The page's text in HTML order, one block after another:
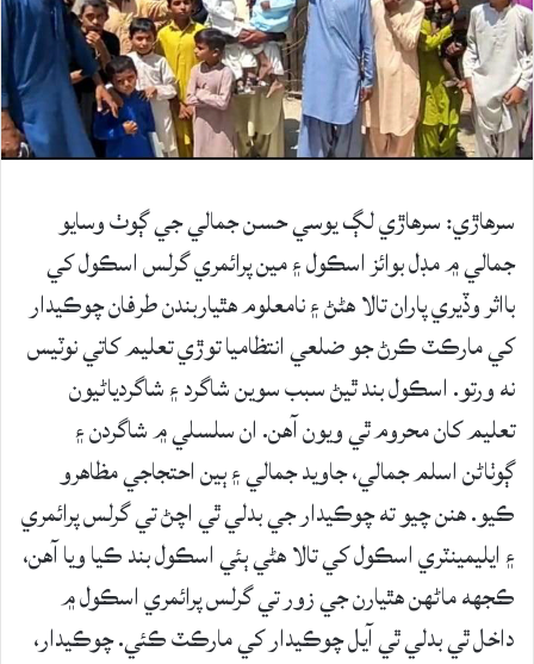
سرھاڙي: سرھاڙي لڳ يوسي حسن جمالي جي ڳوٺ وسايو
جمالي ۾ مڊل بوائز اسڪول ۽ مين پرائمري گرلس اسڪول کي
بااثر وڏيري پاران تالا هڻڻ ۽ نامعلوم هٿياربندن طرفان چوڪيدار
کي مارڪٽ ڪرڻ جو ضلعي انتظاميا توڙي تعليم کاتي نوٽيس
نه ورتو. اسڪول بند ٿيڻ سبب سوين شاگرد ۽ شاگردياڻيون
تعليم کان محروم ٿي ويون آهن. ان سلسلي ۾ شاگردن ۽
ڳوٺاڻن اسلم جمالي، جاويد جمالي ۽ ٻين احتجاجي مظاهرو
ڪيو. هنن چيو ته چوڪيدار جي بدلي ٿي اچڻ تي گرلس پرائمري
۽ ايليمينٽري اسڪول کي تالا هڻي ٻئي اسڪول بند ڪيا ويا آهن،
ڪجھه ماڻھن ھٿيارن جي زور تي گرلس پرائمري اسڪول ۾
داخل ٿي بدلي ٿي آيل چوڪيدار کي مارڪٽ ڪئي. چوڪيدار،